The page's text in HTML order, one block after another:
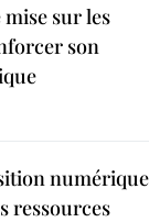
sur les
son
ressources